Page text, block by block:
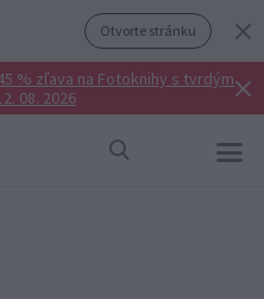
Otvorte stránku
% zľava na Fotoknihy s tvrdým
08. 2026